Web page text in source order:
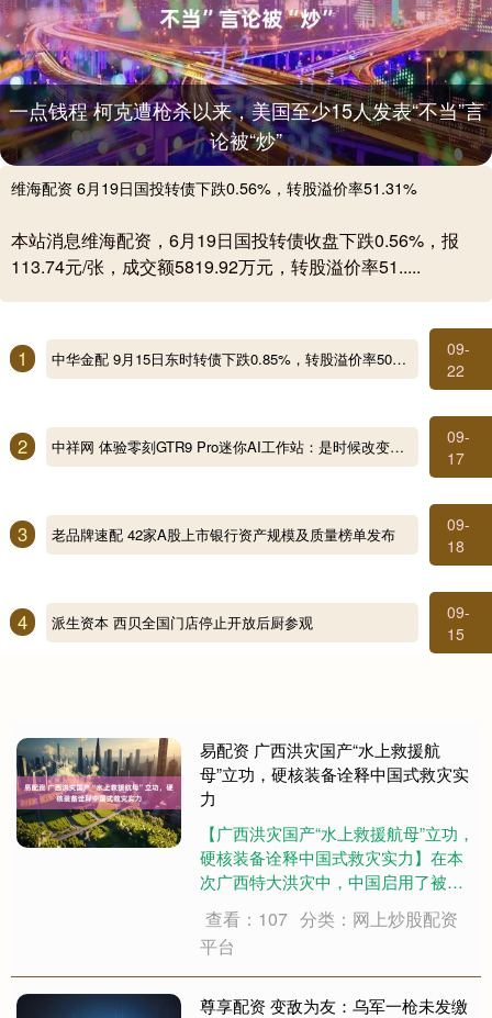
一点钱程 柯克遭枪杀以来，美国至少15人发表“不当”言
论被“炒”
维海配资 6月19日国投转债下跌0.56%，转股溢价率51.31%
本站消息维海配资，6月19日国投转债收盘下跌0.56%，报
113.74元/张，成交额5819.92万元，转股溢价率51.....
1 中华金配 9月15日东时转债下跌0.85%，转股溢价率503.55%
09-
22
2 中祥网 体验零刻GTR9 Pro迷你AI工作站：是时候改变对mini PC认知了！
09-
17
3 老品牌速配 42家A股上市银行资产规模及质量榜单发布
09-
18
4 派生资本 西贝全国门店停止开放后厨参观
09-
15
易配资 广西洪灾国产“水上救援航
母”立功，硬核装备诠释中国式救灾实
力
【广西洪灾国产“水上救援航母”立功，
硬核装备诠释中国式救灾实力】在本
次广西特大洪灾中，中国启用了被誉
是目前全球少数可在极端洪涝环境
下，开展大规模、超百人批量转移的
重型救援装备，彻底改写了传统小艇
零散救人、....
查看：107 分类：网上炒股配资
平台
尊享配资 变敌为友：乌军一枪未发缴